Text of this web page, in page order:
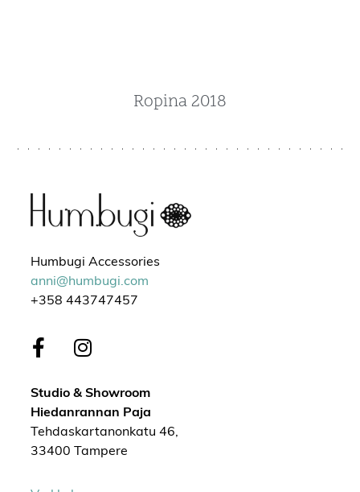
Ropina 2018
Humbugi Accessories
anni@humbugi.com
+358 443747457
Studio & Showroom
Hiedanrannan Paja
Tehdaskartanonkatu 46,
33400 Tampere